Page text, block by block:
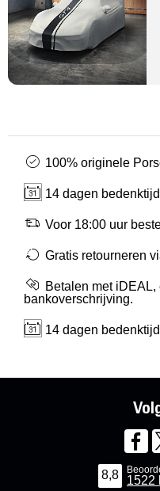
100% originele
14 dagen
Voor 18:00 uur
Gratis retourneren
Betalen met iDEAL,
bankoverschrijving.
14 dagen
8,8 1522